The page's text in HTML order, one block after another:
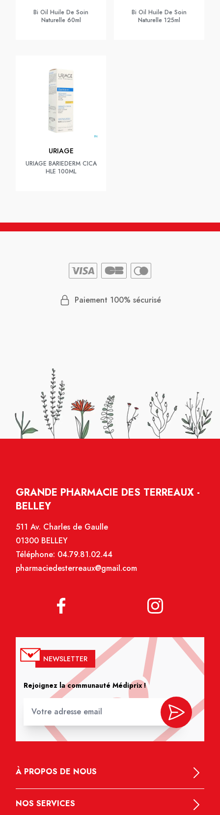
Bi Oil Huile De Soin
Naturelle 60ml
Bi Oil Huile De Soin
Naturelle 125ml
URIAGE
URIAGE BARIEDERM CICA
HLE 100ML
Paiement 100% sécurisé
GRANDE PHARMACIE DES TERREAUX -
BELLEY
511 Av. Charles de Gaulle
01300 BELLEY
Téléphone: 04.79.81.02.44
pharmaciedesterreaux@gmail.com
NEWSLETTER
Rejoignez la communauté Médiprix !
À PROPOS DE NOUS
NOS SERVICES